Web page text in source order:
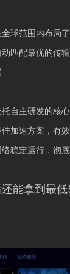
球范围内布局
匹配最优的传
自主研发的核
加速方案，有
稳定运行，彻
能拿到最